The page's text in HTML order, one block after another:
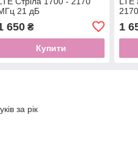
21 дБ
650₴
Купити
1
за рік